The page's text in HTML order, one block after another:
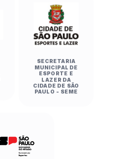
SECRETARIA
MUNICIPAL DE
ESPORTE E
LAZER DA
CIDADE DE SÃO
PAULO - SEME